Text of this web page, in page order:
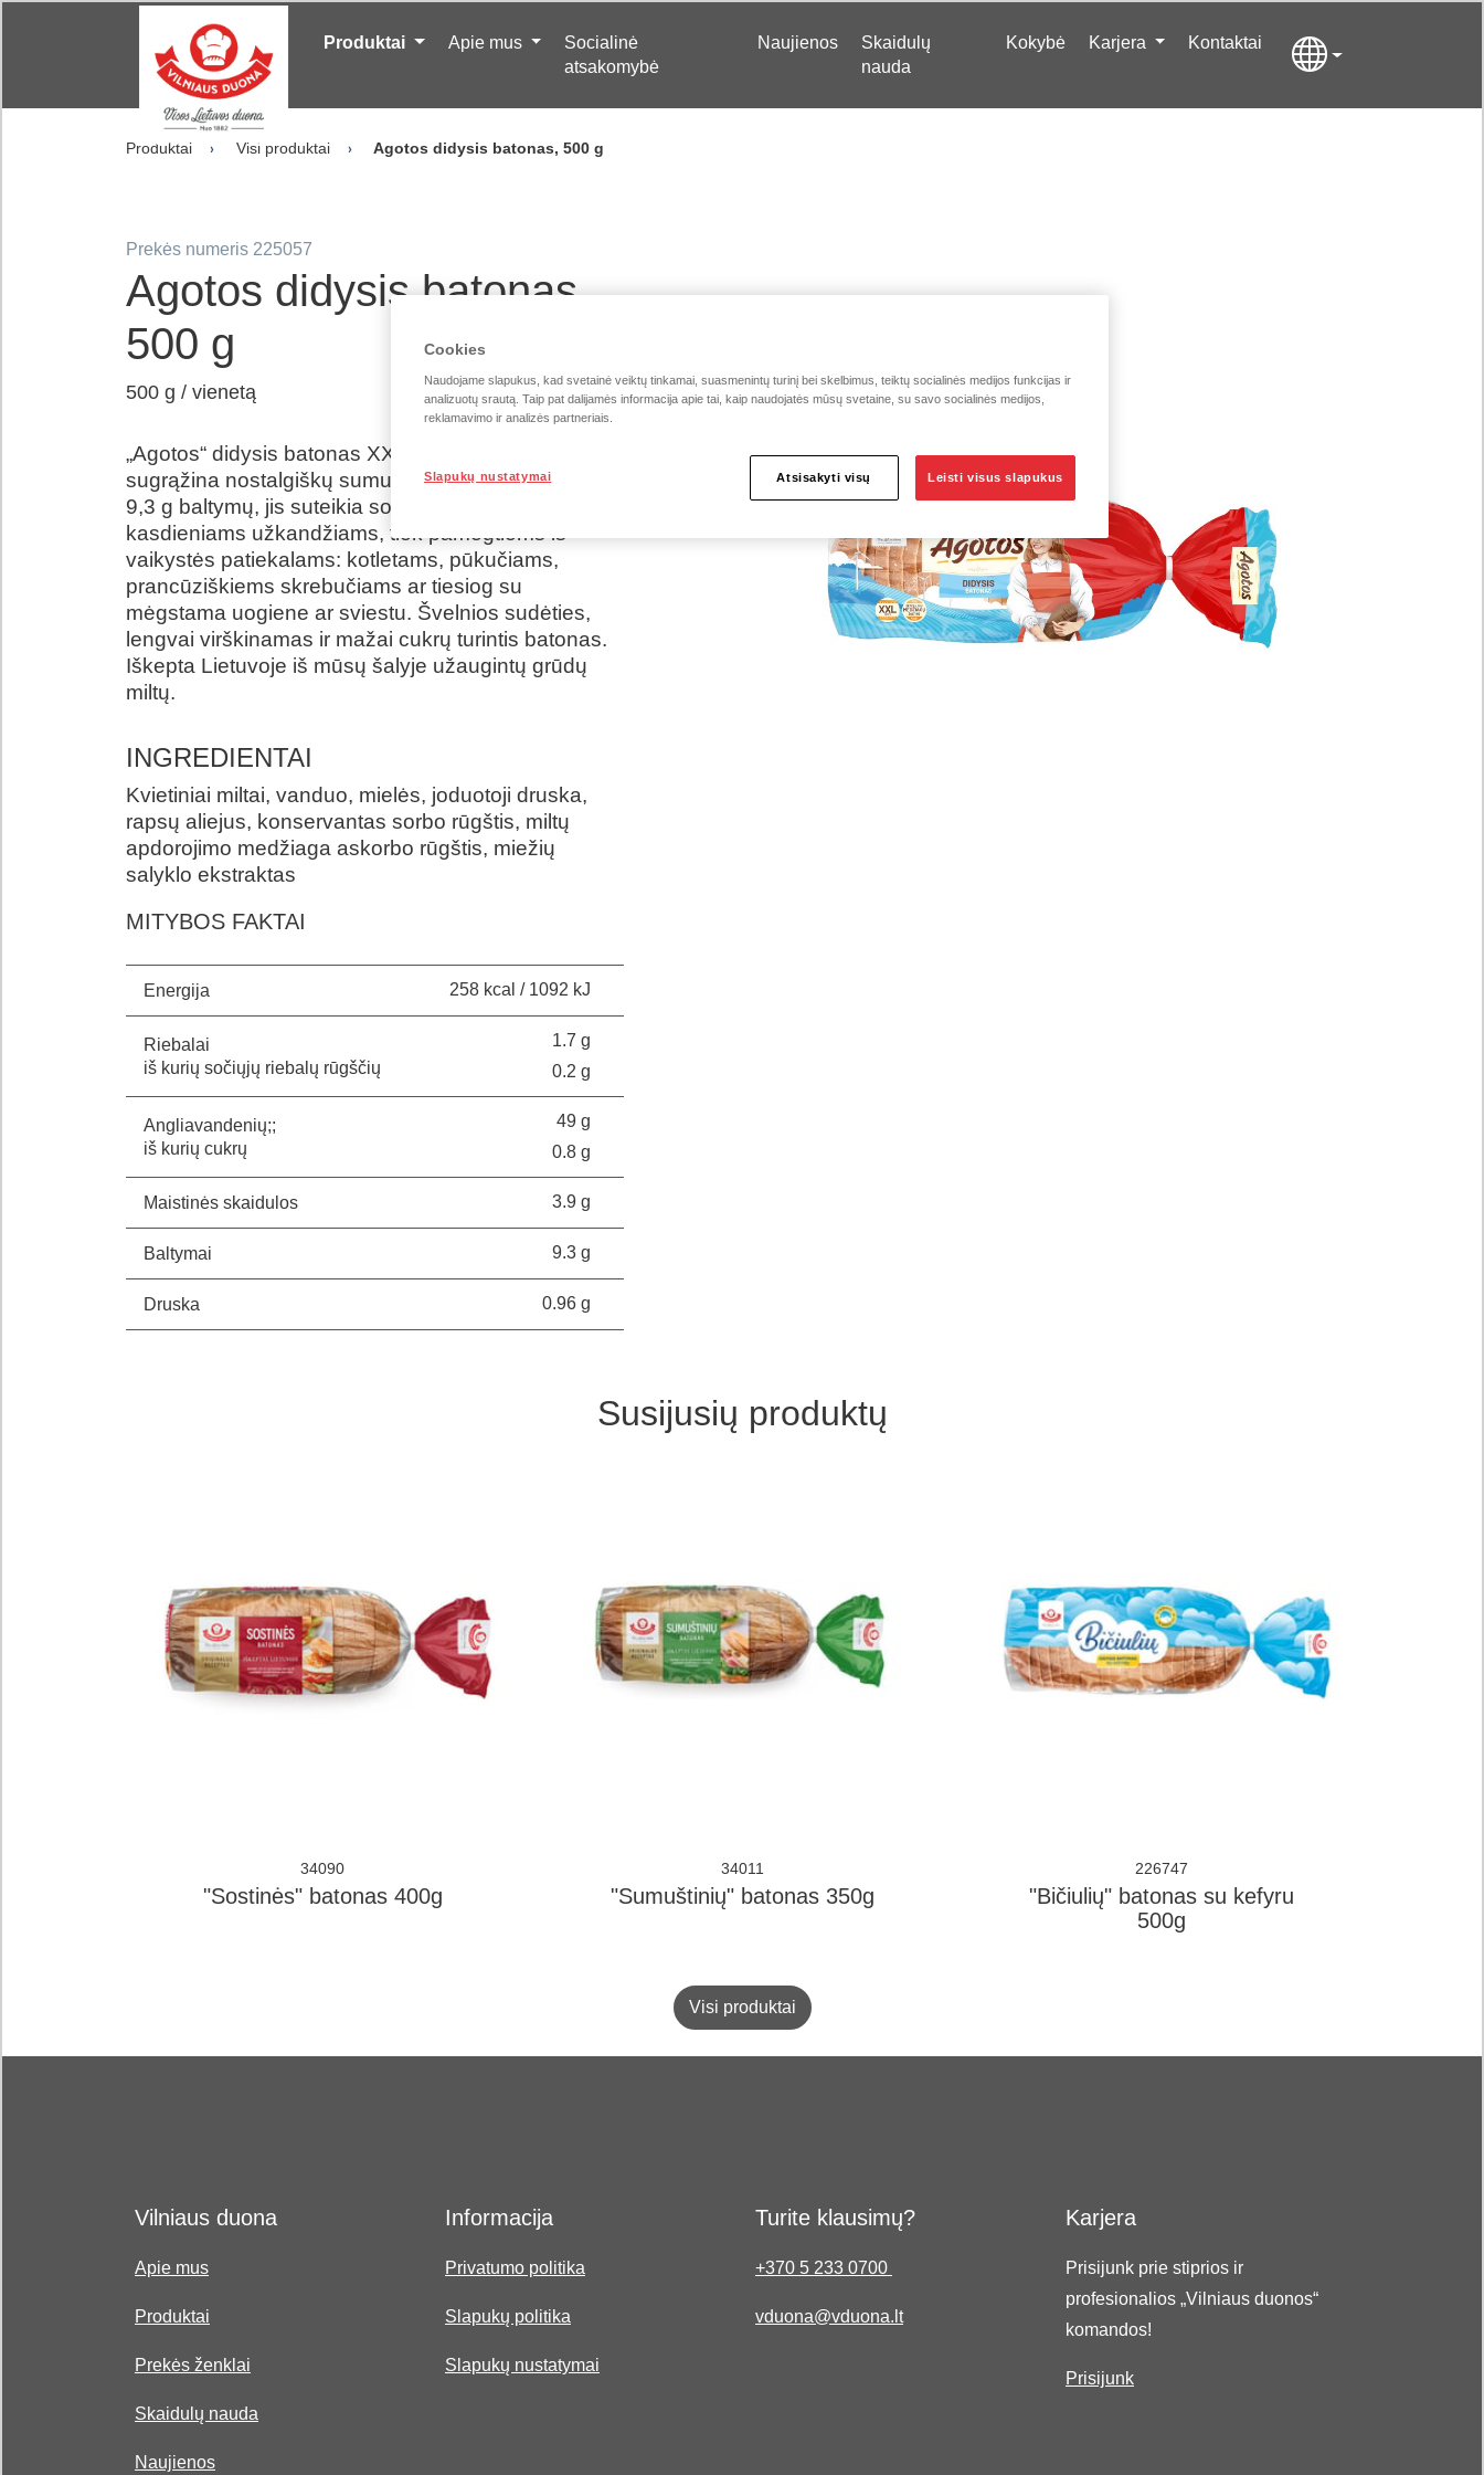
Produktai Apie mus
Socialinė
atsakomybė
Naujienos
Skaidulų
nauda
Kokybė Karjera Kontaktai
Produktai Visi produktai Agotos didysis batonas, 500 g
Prekės numeris 225057
Agotos didysis batonas,
500 g
500 g / vienetą
„Agotos“ didysis batonas XXL – klasika, kuri
sugrąžina nostalgiškų sumuštinių skonį. Turintis net
9,3 g baltymų, jis suteikia sotumo ir tinka tiek
kasdieniams užkandžiams, tiek pamėgtiems iš
vaikystės patiekalams: kotletams, pūkučiams,
prancūziškiems skrebučiams ar tiesiog su
mėgstama uogiene ar sviestu. Švelnios sudėties,
lengvai virškinamas ir mažai cukrų turintis batonas.
Iškepta Lietuvoje iš mūsų šalyje užaugintų grūdų
miltų.
INGREDIENTAI
Kvietiniai miltai, vanduo, mielės, joduotoji druska,
rapsų aliejus, konservantas sorbo rūgštis, miltų
apdorojimo medžiaga askorbo rūgštis, miežių
salyklo ekstraktas
MITYBOS FAKTAI
Energija 258 kcal / 1092 kJ
Riebalai
iš kurių sočiųjų riebalų rūgščių
1.7 g
0.2 g
Angliavandenių;;
iš kurių cukrų
49 g
0.8 g
Maistinės skaidulos 3.9 g
Baltymai 9.3 g
Druska 0.96 g
Susijusių produktų
34090
"Sostinės" batonas 400g
34011
"Sumuštinių" batonas 350g
226747
"Bičiulių" batonas su kefyru
500g
Visi produktai
Vilniaus duona
Apie mus
Produktai
Prekės ženklai
Skaidulų nauda
Naujienos
Informacija
Privatumo politika
Slapukų politika
Slapukų nustatymai
Turite klausimų?
+370 5 233 0700
vduona@vduona.lt
Karjera
Prisijunk prie stiprios ir
profesionalios „Vilniaus duonos“
komandos!
Prisijunk
Cookies
Naudojame slapukus, kad svetainė veiktų tinkamai, suasmenintų turinį bei skelbimus, teiktų socialinės medijos funkcijas ir
analizuotų srautą. Taip pat dalijamės informacija apie tai, kaip naudojatės mūsų svetaine, su savo socialinės medijos,
reklamavimo ir analizės partneriais.
Slapukų nustatymai Atsisakyti visų Leisti visus slapukus